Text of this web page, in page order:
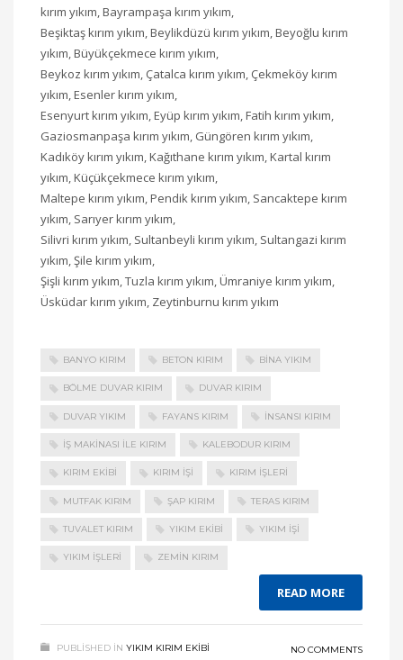
kırım yıkım, Bayrampaşa kırım yıkım,
Beşiktaş kırım yıkım, Beylikdüzü kırım yıkım, Beyoğlu kırım
yıkım, Büyükçekmece kırım yıkım,
Beykoz kırım yıkım, Çatalca kırım yıkım, Çekmeköy kırım
yıkım, Esenler kırım yıkım,
Esenyurt kırım yıkım, Eyüp kırım yıkım, Fatih kırım yıkım,
Gaziosmanpaşa kırım yıkım, Güngören kırım yıkım,
Kadıköy kırım yıkım, Kağıthane kırım yıkım, Kartal kırım
yıkım, Küçükçekmece kırım yıkım,
Maltepe kırım yıkım, Pendik kırım yıkım, Sancaktepe kırım
yıkım, Sarıyer kırım yıkım,
Silivri kırım yıkım, Sultanbeyli kırım yıkım, Sultangazi kırım
yıkım, Şile kırım yıkım,
Şişli kırım yıkım, Tuzla kırım yıkım, Ümraniye kırım yıkım,
Üsküdar kırım yıkım, Zeytinburnu kırım yıkım
BANYO KIRIM BETON KIRIM BINA YIKIM
BÖLME DUVAR KIRIM DUVAR KIRIM
DUVAR YIKIM FAYANS KIRIM INSANSI KIRIM
IŞ MAKINASI ILE KIRIM KALEBODUR KIRIM
KIRIM EKIBI KIRIM IŞI KIRIM IŞLERI
MUTFAK KIRIM ŞAP KIRIM TERAS KIRIM
TUVALET KIRIM YIKIM EKIBI YIKIM IŞI
YIKIM IŞLERI ZEMIN KIRIM
READ MORE
PUBLISHED IN YIKIM KIRIM EKIBI NO COMMENTS